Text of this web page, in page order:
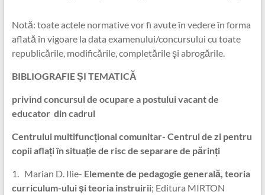
Notă: toate actele normative vor fi avute în vedere în forma
aflată în vigoare la data examenului/concursului cu toate
republicările, modificările, completările şi abrogările.
BIBLIOGRAFIE ȘI TEMATICĂ
privind concursul de ocupare a postului vacant de
educatordin cadrul
Centrului multifuncțional comunitar- Centrul de zi pentru
copii aflați în situație de risc de separare de părinți
1. Marian D. Ilie- Elemente de pedagogie generală, teoria
curriculum-ului şi teoria instruirii; Editura MIRTON